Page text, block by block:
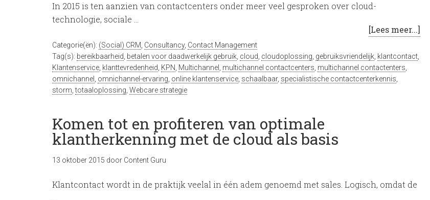
In 2015 is ten aanzien van contactcenters onder meer veel gesproken over cloud-
technologie, sociale …
[Lees meer...]
Categorie(ën): (Social) CRM Consultancy, Contact Management
Tag(s): bereikbaarheid betalen voor daadwerkelijk gebruik cloud cloudoplossing gebruiksvriendelijk klantcontact
Klantenservice klanttevredenheid KPN Multichannel multichannel contactcenters multichannel contactenters
omnichannel
omnichannel-ervaring online klantenservice schaalbaar, specialistische contactcenterkennis
storm ,totaaloplossing Webcare strategie
Komen tot en profiteren van optimale
klantherkenning met de cloud als basis
13 oktober 2015 door Content Guru
Klantcontact wordt in de praktijk veelal in één adem genoemd met sales. Logisch, omdat de